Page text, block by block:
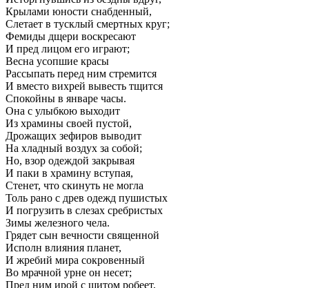
Крылами юности снабденный,
Слетает в тусклый смертных круг;
Фемиды дщери воскресают
И пред лицом его играют;
Весна усопшие красы
Рассыпать перед ним стремится
И вместо вихрей вывесть тщится
Спокойны в январе часы.
Она с улыбкою выходит
Из храмины своей пустой,
Дрожащих зефиров выводит
На хладный воздух за собой;
Но, взор одеждой закрывая
И паки в храмину вступая,
Стенет, что скинуть не могла
Толь рано с древ одежд пушистых
И погрузить в слезах сребристых
Зимы железного чела.
Грядет сын вечности священной
Исполн влияния планет,
И жребий мира сокровенный
Во мрачной урне он несет;
Пред ним ирой с щитом робеет,